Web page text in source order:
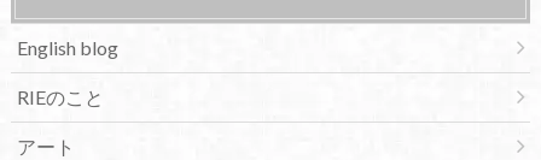
English blog
RIEのこと
アート